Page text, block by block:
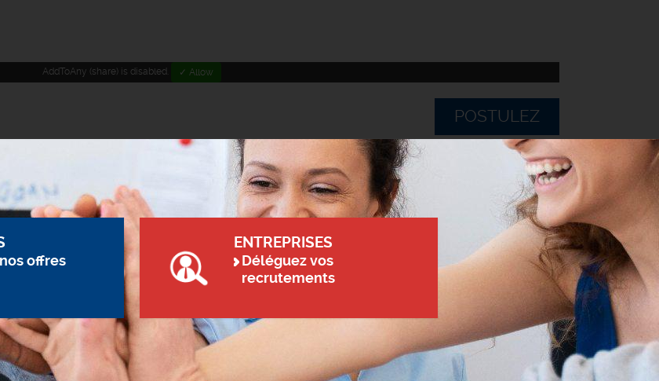
AddToAny (share) is disabled. ✓ Allow
POSTULEZ
offres
ENTREPRISES
Déléguez vos
recrutements